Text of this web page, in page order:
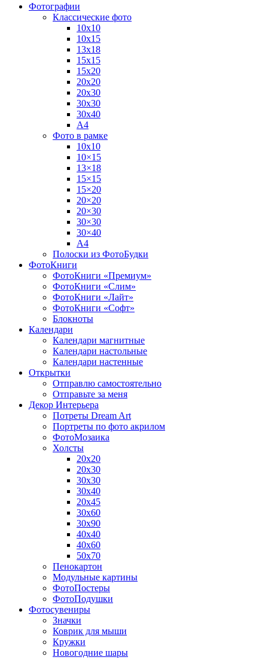
Фотографии
Классические фото
10х10
10х15
13х18
15х15
15х20
20х20
20х30
30х30
30х40
А4
Фото в рамке
10х10
10×15
13×18
15×15
15×20
20×20
20×30
30×30
30×40
A4
Полоски из ФотоБудки
ФотоКниги
ФотоКниги «Премиум»
ФотоКниги «Слим»
ФотоКниги «Лайт»
ФотоКниги «Софт»
Блокноты
Календари
Календари магнитные
Календари настольные
Календари настенные
Открытки
Отправлю самостоятельно
Отправьте за меня
Декор Интерьера
Потреты Dream Art
Портреты по фото акрилом
ФотоМозаика
Холсты
20х20
20х30
30х30
30х40
20х45
30х60
30х90
40х40
40х60
50х70
Пенокартон
Модульные картины
ФотоПостеры
ФотоПодушки
Фотоcувениры
Значки
Коврик для мыши
Кружки
Новогодние шары